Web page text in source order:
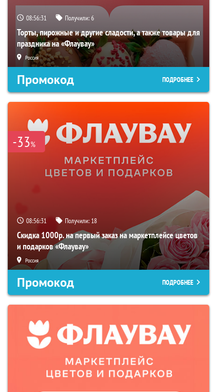
08:56:30 Получили:6
Торты, пирожные и другие сладости, а также товары для
праздника на «Флаувау»
Россия
Промокод ПОДРОБНЕЕ
-33%
08:56:30 Получили: 18
Скидка 1000р. на первый заказ на маркетплейсе цветов
и подарков «Флаувау»
Россия
Промокод ПОДРОБНЕЕ